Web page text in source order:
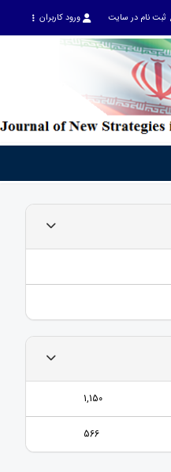
ثبت نام در سایت ورود کاربران
1,150
566